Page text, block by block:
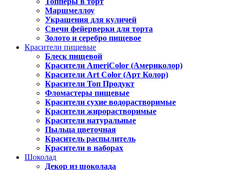
Маршмеллоу
Украшения для куличей
Свечи фейерверки для торта
Золото и серебро пищевое
Красители пищевые
Блеск пищевой
Красители AmeriColor (Америколор)
Красители Art Color (Арт Колор)
Красители Топ Продукт
Фломастеры пищевые
Красители сухие водорастворимые
Красители жирорастворимые
Красители натуральные
Пыльца цветочная
Краситель распылитель
Красители в наборах
Шоколад
Декор из шоколада